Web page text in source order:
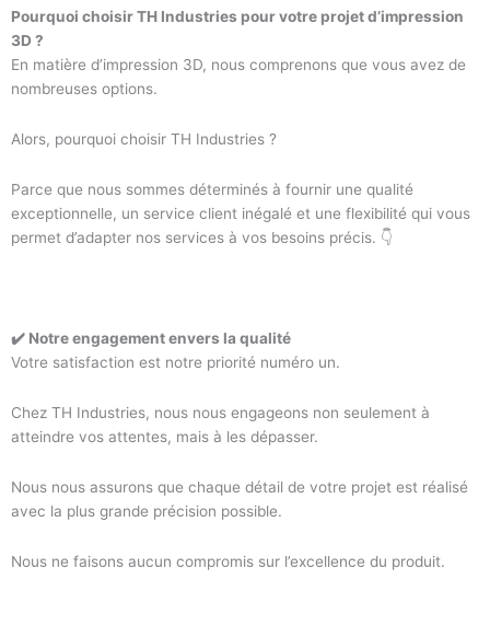
Pourquoi choisir TH Industries pour votre projet d’impression
3D ?
En matière d’impression 3D, nous comprenons que vous avez de
nombreuses options.
Alors, pourquoi choisir TH Industries ?
Parce que nous sommes déterminés à fournir une qualité
exceptionnelle, un service client inégalé et une flexibilité qui vous
permet d’adapter nos services à vos besoins précis. 👇
✔️ Notre engagement envers la qualité
Votre satisfaction est notre priorité numéro un.
Chez TH Industries, nous nous engageons non seulement à
atteindre vos attentes, mais à les dépasser.
Nous nous assurons que chaque détail de votre projet est réalisé
avec la plus grande précision possible.
Nous ne faisons aucun compromis sur l’excellence du produit.